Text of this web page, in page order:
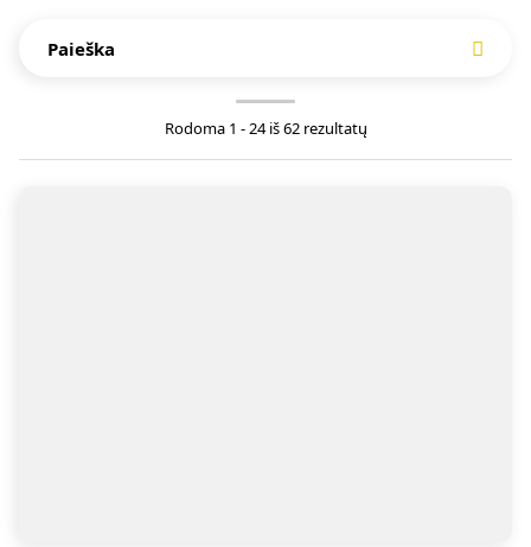
Paieška
Rodoma 1 - 24 iš 62 rezultatų